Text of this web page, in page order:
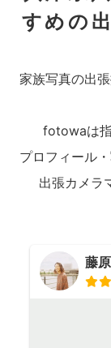
すめの
家族写真の出
fotowaは
プロフィール
出張カメラ
藤